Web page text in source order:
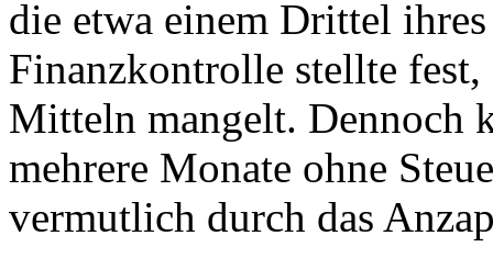
die etwa einem Drittel
Finanzkontrolle stellte
Mitteln mangelt. Dennoch
mehrere Monate ohne
vermutlich durch das